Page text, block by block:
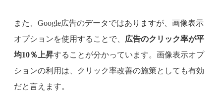
また、Google広告のデータではありますが、画像表示
オプションを使用することで、 広告のクリック率が平
均10％上昇することが分かっています。画像表示オプ
ションの利用は、クリック率改善の施策としても有効
だと言えます。